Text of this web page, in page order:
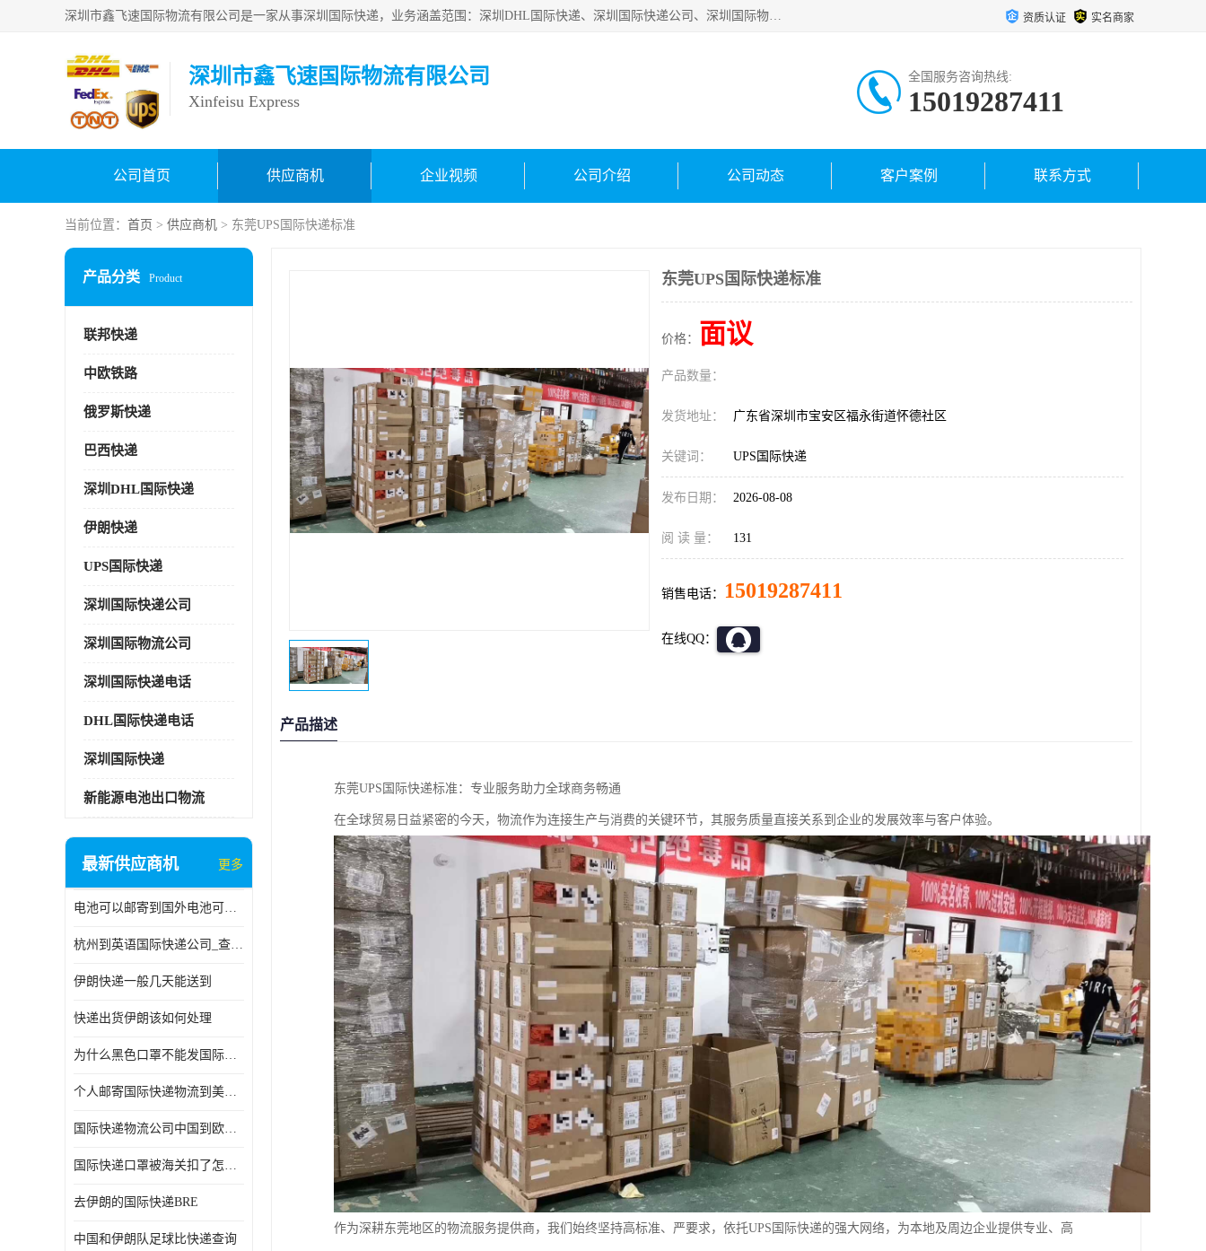
深圳市鑫飞速国际物流有限公司是一家从事深圳国际快递，业务涵盖范围：深圳DHL国际快递、深圳国际快递公司、深圳国际物流公司、深圳国际快递、深圳DHL国际快递电话可拨打全国服务热线：15019287411。欢迎各位亲来人来电到我司洽谈合作。 资质认证 实名商家
深圳市鑫飞速国际物流有限公司
Xinfeisu Express
全国服务咨询热线:
15019287411
公司首页 供应商机 企业视频 公司介绍 公司动态 客户案例 联系方式
当前位置： 首页 > 供应商机 > 东莞UPS国际快递标准
产品分类 Product
联邦快递
中欧铁路
俄罗斯快递
巴西快递
深圳DHL国际快递
伊朗快递
UPS国际快递
深圳国际快递公司
深圳国际物流公司
深圳国际快递电话
DHL国际快递电话
深圳国际快递
新能源电池出口物流
最新供应商机 更多
电池可以邮寄到国外电池可以发国际物流手机电池可以邮寄到国外
杭州到英语国际快递公司_查国际快递
伊朗快递一般几天能送到
快递出货伊朗该如何处理
为什么黑色口罩不能发国际快递 国际寄口罩快递需要填写信息
个人邮寄国际快递物流到美加墨西哥英国比利时荷兰波兰意大利
国际快递物流公司中国到欧洲英国法国德国能寄铁路空运海运
国际快递口罩被海关扣了怎么办
去伊朗的国际快递BRE
中国和伊朗队足球比快递查询
东莞UPS国际快递标准
价格： 面议
产品数量：
发货地址： 广东省深圳市宝安区福永街道怀德社区
关键词： UPS国际快递
发布日期： 2026-08-08
阅 读 量： 131
销售电话： 15019287411
在线QQ：
产品描述
东莞UPS国际快递标准：专业服务助力全球商务畅通
在全球贸易日益紧密的今天，物流作为连接生产与消费的关键环节，其服务质量直接关系到企业的发展效率与客户体验。
作为深耕东莞地区的物流服务提供商，我们始终坚持高标准、严要求，依托UPS国际快递的强大网络，为本地及周边企业提供专业、高